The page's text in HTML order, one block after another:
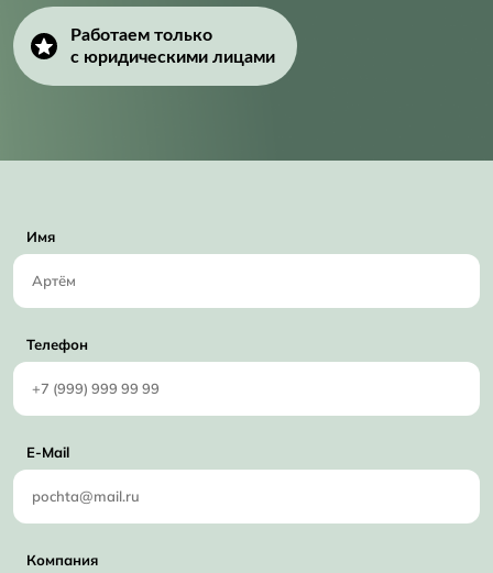
Работаем только
с юридическими лицами
Имя
Телефон
E-Mail
Компания